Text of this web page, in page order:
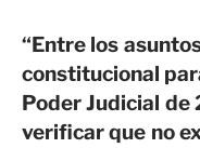
“Entre los
constitucional
Poder Judicial
verificar que no